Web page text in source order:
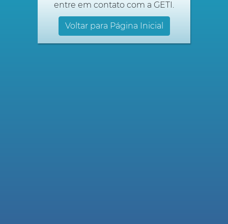
entre em contato com a GETI.
Voltar para Página Inicial